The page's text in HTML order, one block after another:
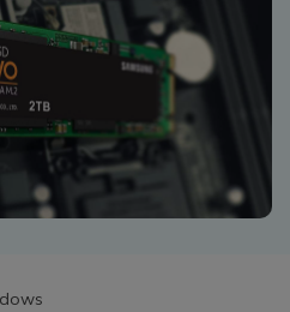
eliminados gratis
Gratis